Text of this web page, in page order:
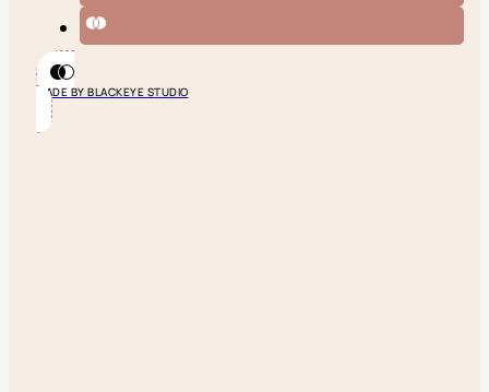
MADE BY BLACKEYE STUDIO